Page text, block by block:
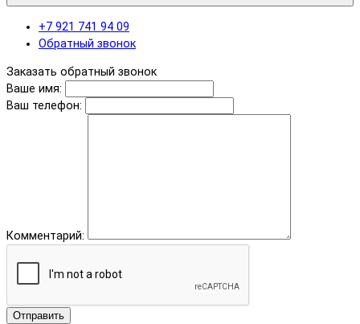
+7 921 741 94 09
Обратный звонок
Заказать обратный звонок
Ваше имя:
Ваш телефон:
Комментарий:
Отправить